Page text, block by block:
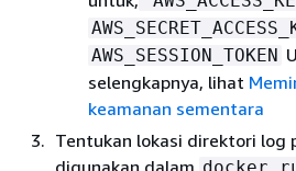
AWS_SESSION_TOKEN
selengkapnya, lihat
keamanan sementara
Tentukan lokasi direktori log
digunakan dalam